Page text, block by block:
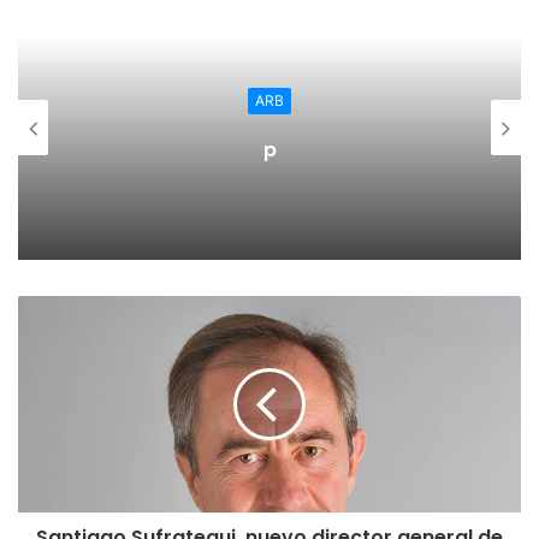
Esta JGL también ha concedido una ayuda a la
También en el área de urbanismo, se ha aprobado la
recepción de las obras de consolidación estructural de la
plaza de toros. Esta obra ha tenido un coste en
certificaciones de 251.379,50 euros.
Además, se ha aprobado, la certificación n.º 4 y final del
contrato de obras de construcción de un centro de acogida
ARB
p